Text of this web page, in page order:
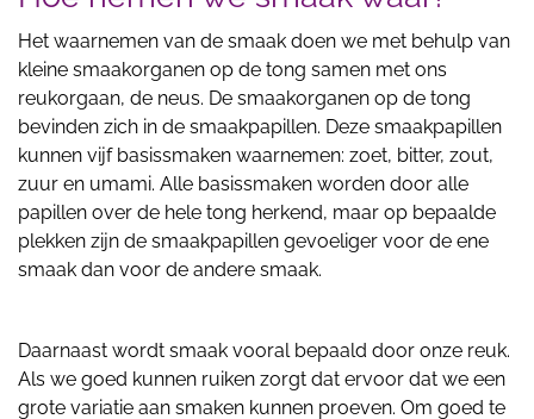
Het waarnemen van de smaak doen we met behulp van
kleine smaakorganen op de tong samen met ons
reukorgaan, de neus. De smaakorganen op de tong
bevinden zich in de smaakpapillen. Deze smaakpapillen
kunnen vijf basissmaken waarnemen: zoet, bitter, zout,
zuur en umami. Alle basissmaken worden door alle
papillen over de hele tong herkend, maar op bepaalde
plekken zijn de smaakpapillen gevoeliger voor de ene
smaak dan voor de andere smaak.
Daarnaast wordt smaak vooral bepaald door onze reuk.
Als we goed kunnen ruiken zorgt dat ervoor dat we een
grote variatie aan smaken kunnen proeven. Om goed te